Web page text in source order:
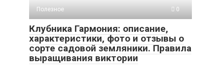
Полезное
0
Клубника Гармония: описание,
характеристики, фото и отзывы о
сорте садовой земляники. Правила
выращивания виктории